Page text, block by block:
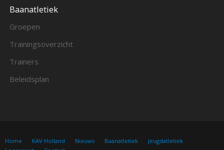
Baanatletiek
Groepen
Trainingsoverzicht
Trainers
Beleidsplan
Home KAV Holland Nieuws Baanatletiek
Jeugdatletiek